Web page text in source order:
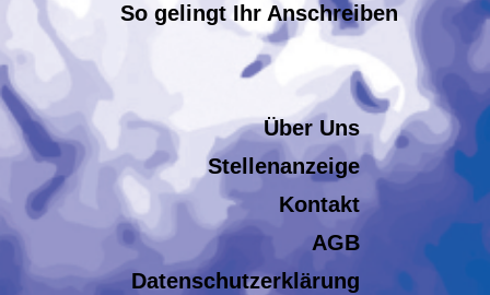
So gelingt Ihr Anschreiben
Über Uns
Stellenanzeige
Kontakt
AGB
Datenschutzerklärung